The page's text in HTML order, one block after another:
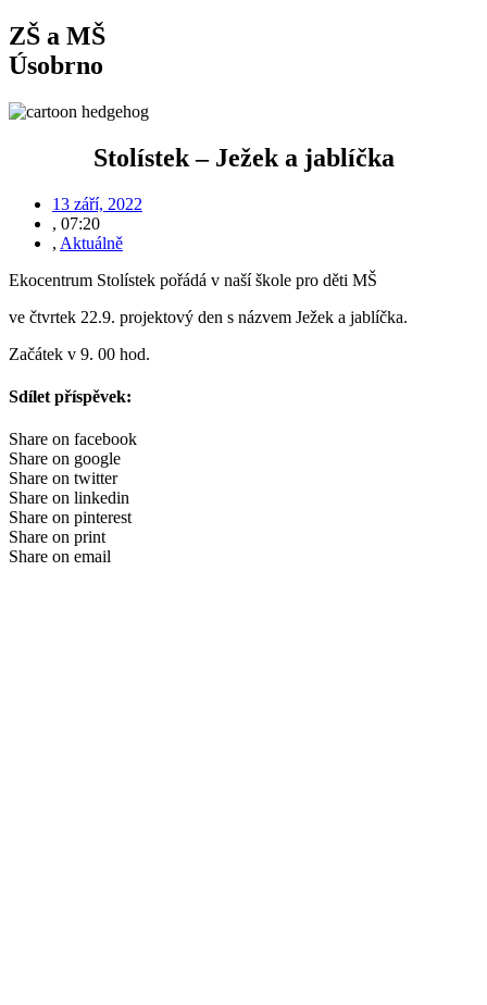
ZŠ a MŠ
Úsobrno
Stolístek – Ježek a jablíčka
13 září, 2022
, 07:20
, Aktuálně
Ekocentrum Stolístek pořádá v naší škole pro děti MŠ
ve čtvrtek 22.9. projektový den s názvem Ježek a jablíčka.
Začátek v 9. 00 hod.
Sdílet příspěvek:
Share on facebook
Share on google
Share on twitter
Share on linkedin
Share on pinterest
Share on print
Share on email